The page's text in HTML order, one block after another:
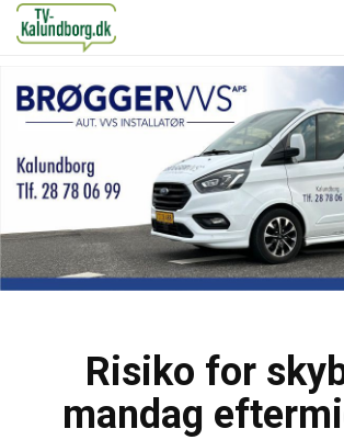
Risiko for
mandag